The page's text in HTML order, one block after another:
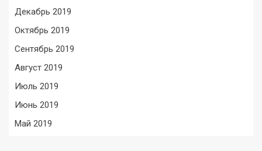
Декабрь 2019
Октябрь 2019
Сентябрь 2019
Август 2019
Июль 2019
Июнь 2019
Май 2019